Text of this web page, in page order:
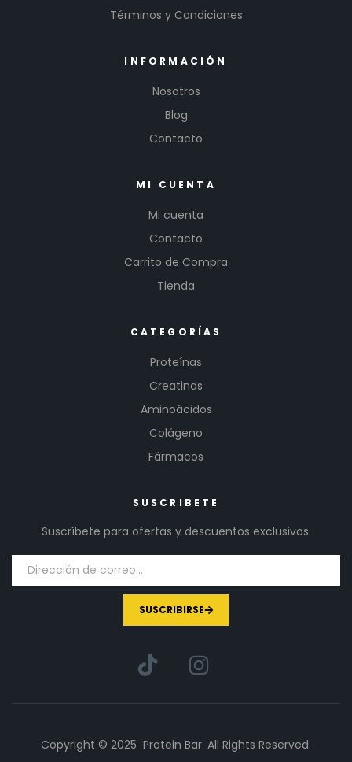
Términos y Condiciones
INFORMACIÓN
Nosotros
Blog
Contacto
MI CUENTA
Mi cuenta
Contacto
Carrito de Compra
Tienda
CATEGORÍAS
Proteínas
Creatinas
Aminoácidos
Colágeno
Fármacos
SUSCRIBETE
Suscríbete para ofertas y descuentos exclusivos.
SUSCRIBIRSE
Copyright © 2025 Protein Bar. All Rights Reserved.